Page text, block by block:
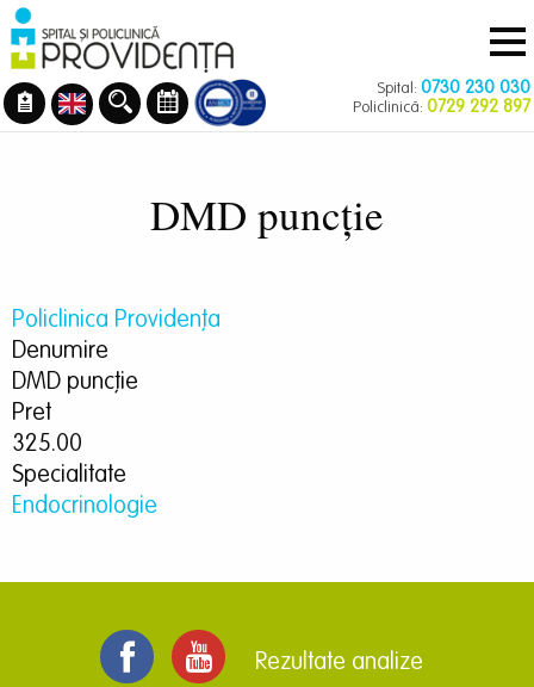
Mergi
la
conţinutul
principal
Navigare
principală
Spital: 0730 230 030
Policlinică: 0729 292 897
DMD puncție
Policlinica Providenţa
Denumire
DMD puncție
Pret
325.00
Specialitate
Endocrinologie
Rezultate analize